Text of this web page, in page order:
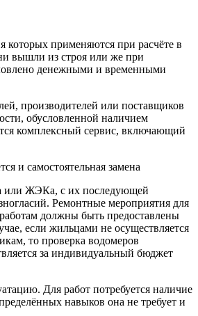
применяются при расчёте в
вышли из строя или же при
денежными и временными
производителей или поставщиков
обусловленной наличием
комплексный сервис, включающий
и самостоятельная замена
или ЖЭКа, с их последующей
Ремонтные мероприятия для
должны быть предоставлены
если жильцами не осуществляется
то проверка водомеров
за индивидуальный бюджет
Для работ потребуется наличие
навыков она не требует и